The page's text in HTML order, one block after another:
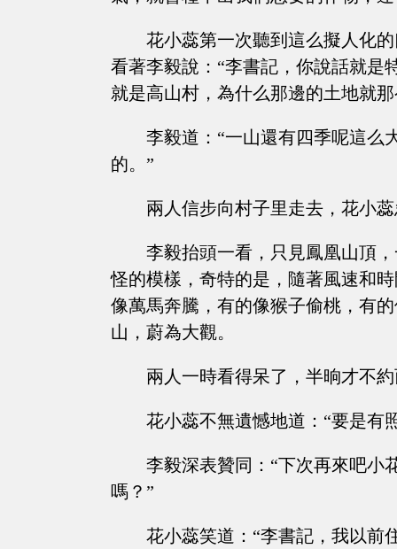
花小蕊第一次聽到這么擬人化
看著李毅說：“李書記，你說話就是
就是高山村，為什么那邊的土地就
李毅道：“一山還有四季呢這么
的。”
兩人信步向村子里走去，花小
李毅抬頭一看，只見鳳凰山頂
怪的模樣，奇特的是，隨著風速和
像萬馬奔騰，有的像猴子偷桃，有
山，蔚為大觀。
兩人一時看得呆了，半晌才不
花小蕊不無遺憾地道：“要是有
李毅深表贊同：“下次再來吧小
嗎？”
花小蕊笑道：“李書記，我以前